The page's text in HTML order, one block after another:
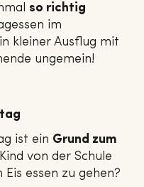
so richtig
im
kleiner Ausflug mit
ungemein!
ist ein Grund zum
von der Schule
essen zu gehen?